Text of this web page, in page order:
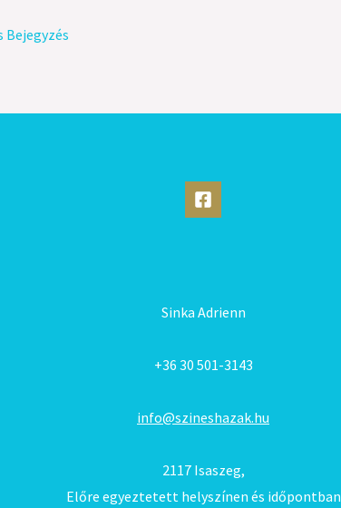
Bejegyzés
Sinka Adrienn
+36 30 501-3143
info@szineshazak.hu
2117 Isaszeg,
Előre egyeztetett helyszínen és időpontban